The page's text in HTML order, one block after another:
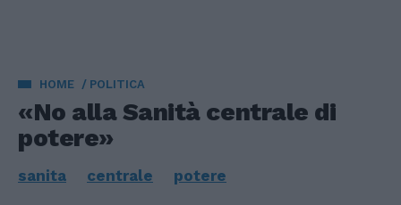
HOME POLITICA
«No alla Sanità centrale di
potere»
sanita centrale potere